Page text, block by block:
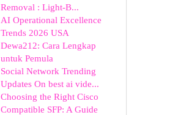
Removal : Light-B...
AI Operational Excellence
Trends 2026 USA
Dewa212: Cara Lengkap
untuk Pemula
Social Network Trending
Updates On best ai vide...
Choosing the Right Cisco
Compatible SFP: A Guide